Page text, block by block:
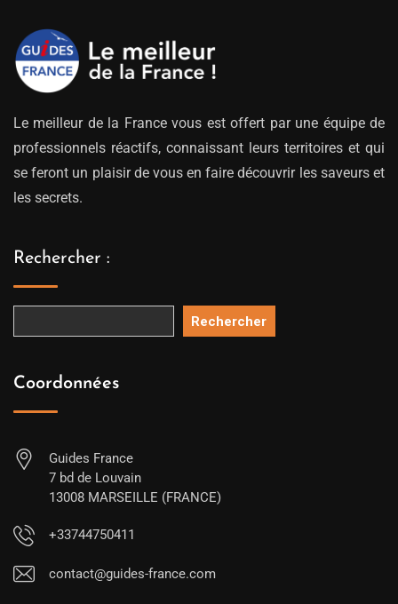
Le meilleur de la France vous est offert par une équipe de
professionnels réactifs, connaissant leurs territoires et qui
se feront un plaisir de vous en faire découvrir les saveurs et
les secrets.
Rechercher :
Rechercher
Coordonnées
Guides France
7 bd de Louvain
13008 MARSEILLE (FRANCE)
+33744750411
contact@guides-france.com